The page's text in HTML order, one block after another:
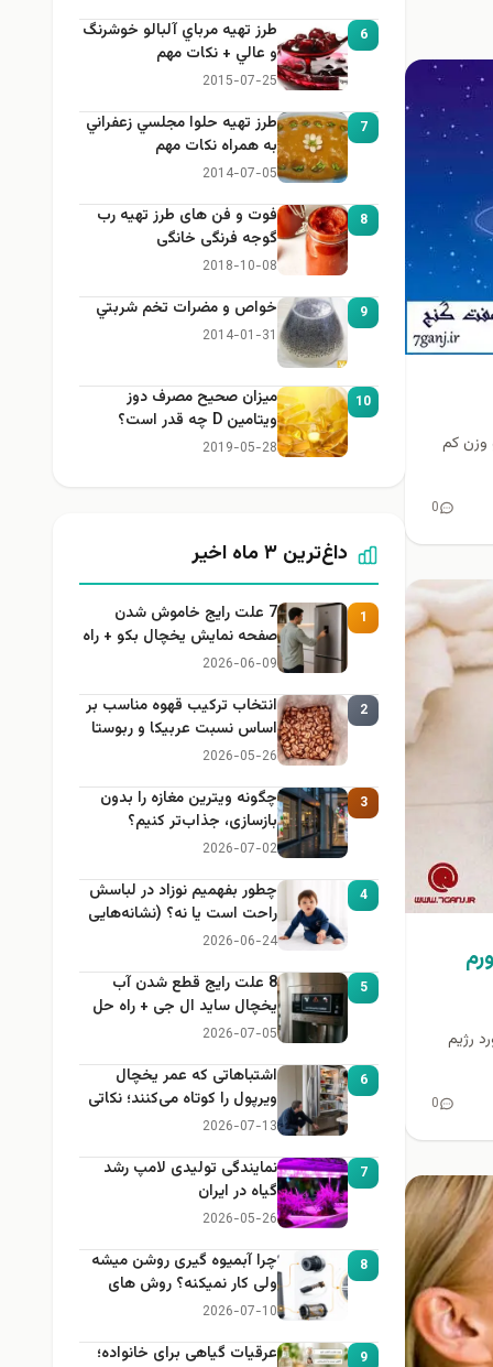
وزن کم
0
80 مطلب در مورد رژیم
0
6
طرز تهيه مرباي آلبالو خوشرنگ
و عالي + نكات مهم
2015-07-25
7
طرز تهيه حلوا مجلسي زعفراني
به همراه نكات مهم
2014-07-05
8
فوت و فن های طرز تهیه رب
گوجه فرنگی خانگی
2018-10-08
9 خواص و مضرات تخم شربتي
2014-01-31
10
میزان صحیح مصرف دوز
ویتامین D چه قدر است؟
2019-05-28
داغ‌ترین ۳ ماه اخیر
1
7 علت رایج خاموش شدن
صفحه نمایش یخچال بکو + راه
حل
2026-06-09
2
انتخاب ترکیب قهوه مناسب بر
اساس نسبت عربیکا و ربوستا
2026-05-26
3
چگونه ویترین مغازه را بدون
بازسازی، جذاب‌تر کنیم؟
2026-07-02
4
چطور بفهمیم نوزاد در لباسش
راحت است یا نه؟ (نشانه‌هایی
که هر مادر باید بداند)
2026-06-24
5
8 علت رایج قطع شدن آب
یخچال ساید ال جی + راه حل
2026-07-05
6
اشتباهاتی که عمر یخچال
ویرپول را کوتاه می‌کنند؛ نکاتی
که باید بدانید
2026-07-13
7
نمایندگی تولیدی لامپ رشد
گیاه در ایران
2026-05-26
8
چرا آبمیوه گیری روشن میشه
ولی کار نمیکنه؟ روش های
عیب یابی
2026-07-10
9
عرقیات گیاهی برای خانواده؛